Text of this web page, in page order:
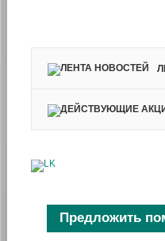
Предложить